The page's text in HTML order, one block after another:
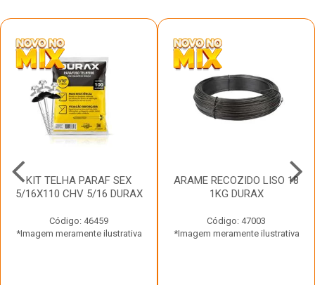
KIT TELHA PARAF SEX
5/16X110 CHV 5/16 DURAX
Código: 46459
*Imagem meramente ilustrativa
ARAME RECOZIDO LISO 18
1KG DURAX
Código: 47003
*Imagem meramente ilustrativa